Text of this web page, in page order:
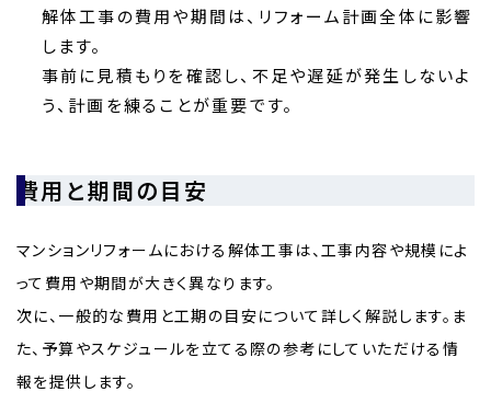
解体工事の費用や期間は、リフォーム計画全体に影響
します。
事前に見積もりを確認し、不足や遅延が発生しないよ
う、計画を練ることが重要です。
費用と期間の目安
マンションリフォームにおける解体工事は、工事内容や規模によ
って費用や期間が大きく異なります。
次に、一般的な費用と工期の目安について詳しく解説します。ま
た、予算やスケジュールを立てる際の参考にしていただける情
報を提供します。